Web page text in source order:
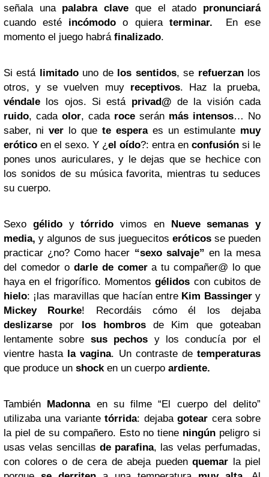
señala una palabra clave que el atado pronunciará
cuando esté incómodo o quiera terminar.
En ese
momento el juego habrá finalizado.
Si está limitado uno de los sentidos, se refuerzanlos
otros, y se vuelven muy receptivos. Haz la prueba,
véndale los ojos. Si está privad@ de la visión cada
ruido, cada olor, cada roce serán más intensos… No
saber, ni ver lo que te espera es un estimulante muy
erótico en el sexo. Y ¿el oído?: entra en confusión si le
pones unos auriculares, y le dejas que se hechice con
los sonidos de su música favorita, mientras tu seduces
su cuerpo.
Sexo gélidoytórrido vimos en Nueve semanas y
media, y algunos de sus jueguecitos eróticos se pueden
practicar ¿no? Como hacer “sexo salvaje” en la mesa
del comedor o darle de comera tu compañer@ lo que
haya en el frigorífico. Momentosgélidos con cubitos de
hielo: ¡las maravillas que hacían entre Kim Bassinger y
Mickey Rourke! Recordáis cómo él los dejaba
deslizarse por los hombrosde Kim que goteaban
lentamente sobre sus pechos y los conducía por el
vientre hasta la vagina. Un contraste detemperaturas
que produce un shock en un cuerpo ardiente.
También Madonnaen su filme “El cuerpo del delito”
utilizaba una variantetórrida: dejabagotear cera sobre
la piel de su compañero. Esto no tiene ningún peligro si
usas velas sencillas de parafina, las velas perfumadas,
con colores o de cera de abeja pueden quemar la piel